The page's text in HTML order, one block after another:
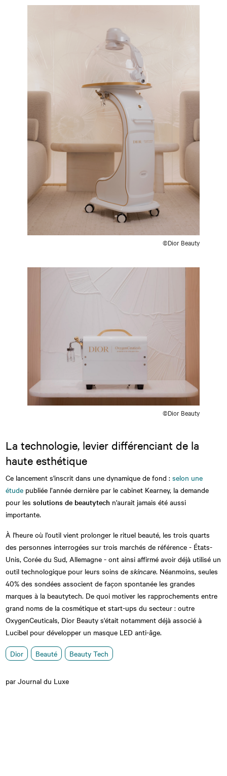
©Dior Beauty
©Dior Beauty
La technologie, levier différenciant de la
haute esthétique
Ce lancement s'inscrit dans une dynamique de fond :selon une
étude publiée l’année dernière par le cabinet Kearney, la demande
pour lessolutions de beautytech n'aurait jamais été aussi
importante.
À l'heure où l'outil vient prolonger le rituel beauté, les trois quarts
des personnes interrogées sur trois marchés de référence - États-
Unis, Corée du Sud, Allemagne - ont ainsi affirmé avoir déjà utilisé un
outil technologique pour leurs soins deskincare. Néanmoins, seules
40% des sondées associent de façon spontanée les grandes
marques à la beautytech. De quoi motiver les rapprochements entre
grand noms de la cosmétique et start-ups du secteur : outre
OxygenCeuticals, Dior Beauty s'était notamment déjà associé à
Lucibel pour développer un masque LED anti-âge.
Dior Beauté Beauty Tech
par Journal du Luxe